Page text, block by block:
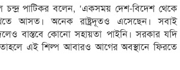
পাটিকর বলেন, ‘একসময় দেশ-বিদেশ থেকে
আসত। অনেক রাষ্ট্রদূতও এসেছেন। সবাই
বাস্তবে কোনো সহায়তা পাইনি। সরকার যদি
এই শিল্প আবারও আগের অবস্থানে ফিরতে